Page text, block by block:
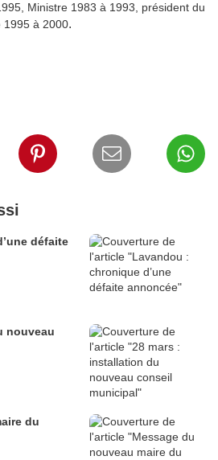
Ministre 1983 à 1993, président du
1995 à 2000.
défaite
nouveau
du